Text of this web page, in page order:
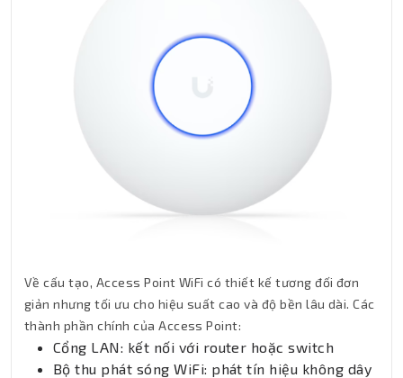
Về cấu tạo, Access Point WiFi có thiết kế tương đối đơn
giản nhưng tối ưu cho hiệu suất cao và độ bền lâu dài. Các
thành phần chính của Access Point:
Cổng LAN: kết nối với router hoặc switch
Bộ thu phát sóng WiFi: phát tín hiệu không dây